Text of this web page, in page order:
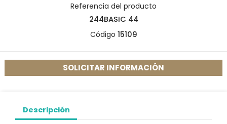
Referencia del producto
244BASIC 44
Código 15109
SOLICITAR INFORMACIÓN
Descripción